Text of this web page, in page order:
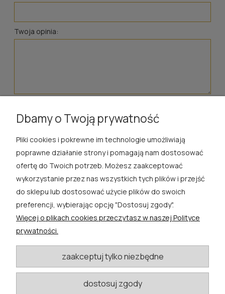
Twoja opinia:
ROSA ĆWIK
SKLEP
EXTRA
KATEGORIE BLOGU
W razie pytań i wątpliwości prosimy o kontakt
Dbamy o Twoją prywatność
Pliki cookies i pokrewne im technologie umożliwiają
poprawne działanie strony i pomagają nam dostosować
ofertę do Twoich potrzeb. Możesz zaakceptować
wykorzystanie przez nas wszystkich tych plików i przejść
do sklepu lub dostosować użycie plików do swoich
preferencji, wybierając opcję "Dostosuj zgody".
Więcej o plikach cookies przeczytasz w naszej Polityce
prywatności.
zaakceptuj tylko niezbędne
dostosuj zgody